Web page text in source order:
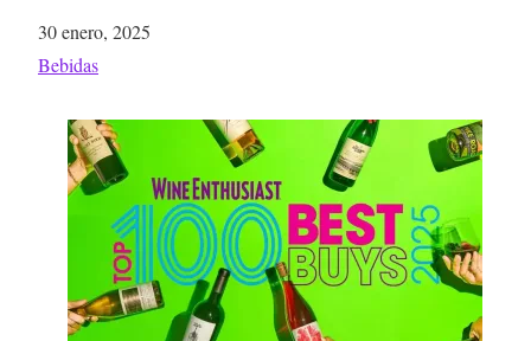
Fecha
30 enero, 2025
Respecto a
Bebidas